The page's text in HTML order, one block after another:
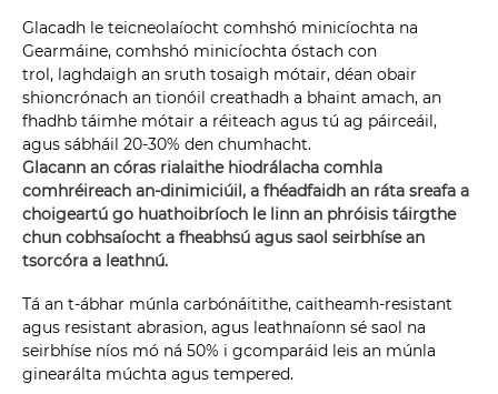
Glacadh le teicneolaíocht comhshó minicíochta na
Gearmáine, comhshó minicíochta óstach con
trol, laghdaigh an sruth tosaigh mótair, déan obair
shioncrónach an tionóil creathadh a bhaint amach, an
fhadhb táimhe mótair a réiteach agus tú ag páirceáil,
agus sábháil 20-30% den chumhacht.
Glacann an córas rialaithe hiodrálacha comhla
comhréireach an-dinimiciúil, a fhéadfaidh an ráta sreafa a
choigeartú go huathoibríoch le linn an phróisis táirgthe
chun cobhsaíocht a fheabhsú agus saol seirbhíse an
tsorcóra a leathnú.
Tá an t-ábhar múnla carbónáitithe, caitheamh-resistant
agus resistant abrasion, agus leathnaíonn sé saol na
seirbhíse níos mó ná 50% i gcomparáid leis an múnla
ginearálta múchta agus tempered.